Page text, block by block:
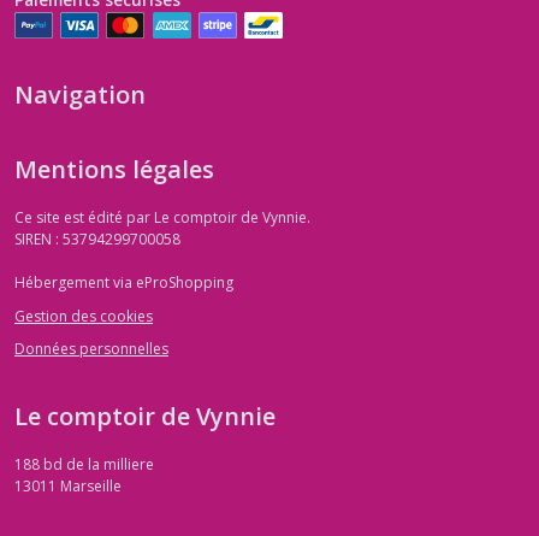
Navigation
Mentions légales
Ce site est édité par Le comptoir de Vynnie.
SIREN : 53794299700058
Hébergement via eProShopping
Gestion des cookies
Données personnelles
Le comptoir de Vynnie
188 bd de la milliere
13011 Marseille